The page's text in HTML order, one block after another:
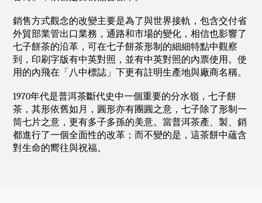
銷售方式觀念的改變主要是為了與世界接軌，包含交付省
外貿部業管出口業務，通路和市場的變化，相信也影響了
七子餅茶的沿革，可在七子餅茶形制的細細特點中觀察
到，印刷字版有中英對照，並有中英對照的內票使用。使
用的內飛在「八中標誌」下更有註明生產地與廠商名稱。
1970年代是普洱茶斷代史中一個重要的分水嶺，七子餅
茶，其形依舊如月，圓形亦有團圓之意，七子除了形制一
筒七片之意，更有多子多孫的美意。當普洱茶產、製、銷
都進行了一個全面性的改革；而不變的是，這茶餅中蘊含
對生命的嚮往與祝福。